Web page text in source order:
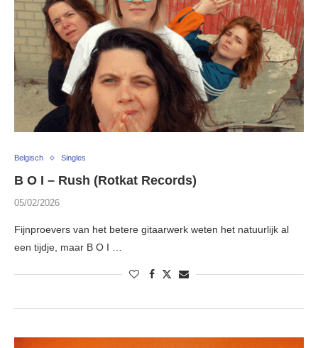
Belgisch Singles
B O I – Rush (Rotkat Records)
05/02/2026
Fijnproevers van het betere gitaarwerk weten het natuurlijk al
een tijdje, maar B O I …